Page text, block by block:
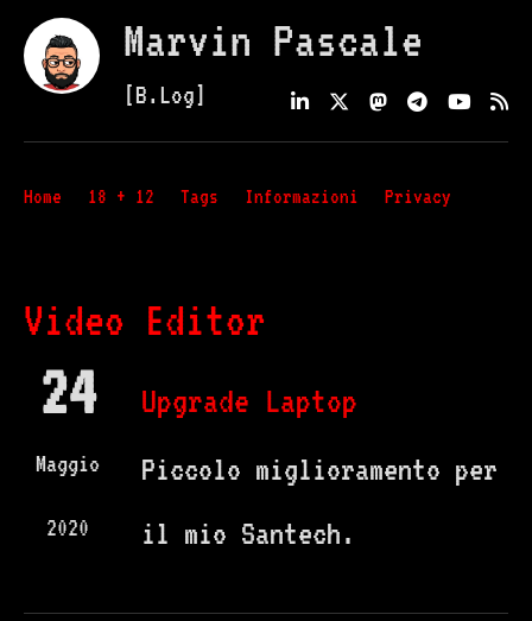
Marvin Pascale
[B.Log]
Home 18 + 12 Tags Informazioni Privacy
Video Editor
24
Maggio
2020
Upgrade Laptop
Piccolo miglioramento per
il mio Santech.